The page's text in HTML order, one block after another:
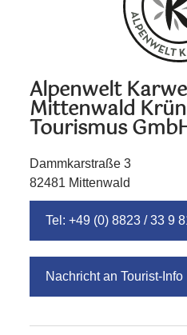
Alpenwelt
Mittenwald
Tourismus
Dammkarstraße 3
82481 Mittenwald
Tel: +49 (0) 8823 / 33 9
Nachricht an Tourist-Info